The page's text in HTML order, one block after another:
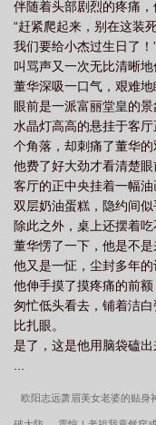
伴随着头部剧烈的疼痛，
“赶紧爬起来，别在这装
我们要给小杰过生日了！
叫骂声又一次无比清晰
董华深吸一口气，艰难地
眼前是一派富丽堂皇的景
水晶灯高高的悬挂于客
个角落，却刺痛了董华的
他费了好大劲才看清楚眼
客厅的正中央挂着一幅
双层奶油蛋糕，隐约间似
除此之外，桌上还摆着吃
董华愣了一下，他是不是
他又是一怔，尘封多年的
他伸手摸了摸疼痛的前额
匆忙低头看去，铺着洁
比扎眼。
是了，这是他用脑袋磕出
欧阳志远萧眉美女老婆的贴身